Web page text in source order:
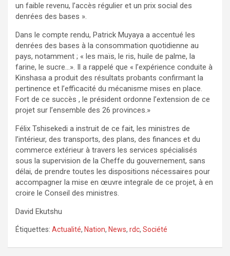
un faible revenu, l’accès régulier et un prix social des
denrées des bases ».
Dans le compte rendu, Patrick Muyaya a accentué les
denrées des bases à la consommation quotidienne au
pays, notamment ; « les maïs, le ris, huile de palme, la
farine, le sucre…». Il a rappelé que « l’expérience conduite à
Kinshasa a produit des résultats probants confirmant la
pertinence et l’efficacité du mécanisme mises en place.
Fort de ce succès , le président ordonne l’extension de ce
projet sur l’ensemble des 26 provinces.»
Félix Tshisekedi a instruit de ce fait, les ministres de
l’intérieur, des transports, des plans, des finances et du
commerce extérieur à travers les services spécialisés
sous la supervision de la Cheffe du gouvernement, sans
délai, de prendre toutes les dispositions nécessaires pour
accompagner la mise en œuvre integrale de ce projet, à en
croire le Conseil des ministres.
David Ekutshu
Étiquettes: Actualité, Nation, News, rdc, Société